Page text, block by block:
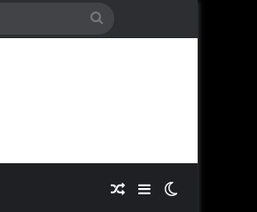
Buscar
Publicación al azar
Barra lateral